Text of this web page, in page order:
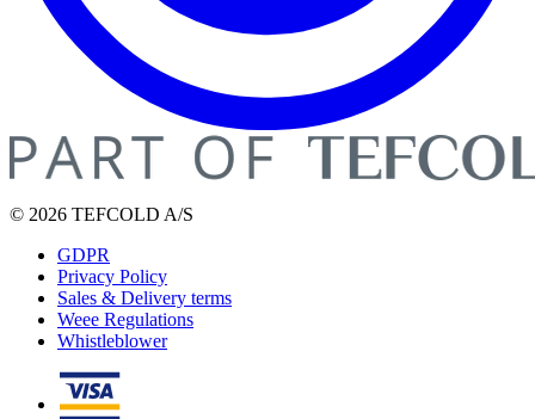
© 2026 TEFCOLD A/S
GDPR
Privacy Policy
Sales & Delivery terms
Weee Regulations
Whistleblower